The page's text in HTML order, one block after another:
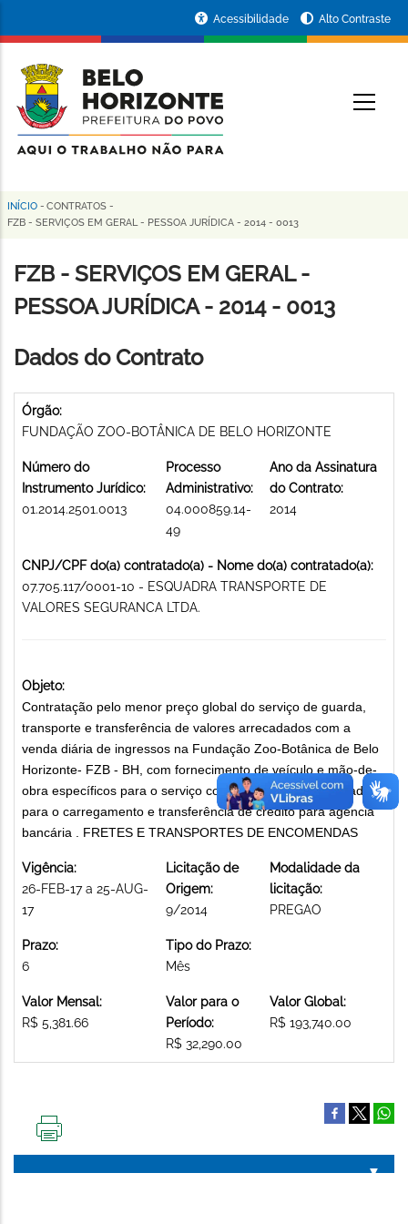
conteúdo
principal
da
Prefeitura
de
Horizonte
Acessibilidade Alto Contraste
Trilha
navegação
INÍCIO - CONTRATOS -
FZB - SERVIÇOS EM GERAL - PESSOA JURÍDICA - 2014 - 0013
FZB - SERVIÇOS EM GERAL -
PESSOA JURÍDICA - 2014 - 0013
Dados do Contrato
Órgão:
FUNDAÇÃO ZOO-BOTÂNICA DE BELO HORIZONTE
Número do
Instrumento Jurídico:
01.2014.2501.0013
Processo
Administrativo:
04.000859.14-
49
Ano da Assinatura
do Contrato:
2014
CNPJ/CPF do(a) contratado(a) - Nome do(a) contratado(a):
07.705.117/0001-10 - ESQUADRA TRANSPORTE DE
VALORES SEGURANCA LTDA.
Objeto:
Contratação pelo menor preço global do serviço de guarda,
transporte e transferência de valores arrecadados com a
venda diária de ingressos na Fundação Zoo-Botânica de Belo
Horizonte- FZB - BH, com fornecimento de veículo e mão-de-
obra específicos para o serviço contratado, incluindo parada
para o carregamento e transferência de crédito para agência
bancária . FRETES E TRANSPORTES DE ENCOMENDAS
Vigência:
26-FEB-17 a 25-AUG-
17
Licitação de
Origem:
9/2014
Modalidade da
licitação:
PREGAO
Prazo:
6
Tipo do Prazo:
Mês
Valor Mensal:
R$ 5,381.66
Valor para o
Período:
R$ 32,290.00
Valor Global:
R$ 193,740.00
PÁGINA